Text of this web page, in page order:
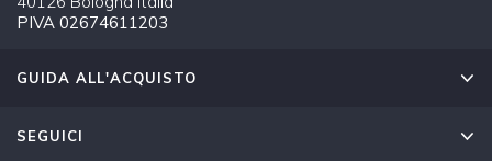
PIVA 02674611203
GUIDA ALL'ACQUISTO
SEGUICI